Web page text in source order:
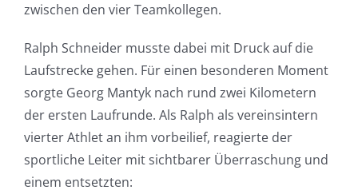
zwischen den vier Teamkollegen.
Ralph Schneider musste dabei mit Druck auf die
Laufstrecke gehen. Für einen besonderen Moment
sorgte Georg Mantyk nach rund zwei Kilometern
der ersten Laufrunde. Als Ralph als vereinsintern
vierter Athlet an ihm vorbeilief, reagierte der
sportliche Leiter mit sichtbarer Überraschung und
einem entsetzten: